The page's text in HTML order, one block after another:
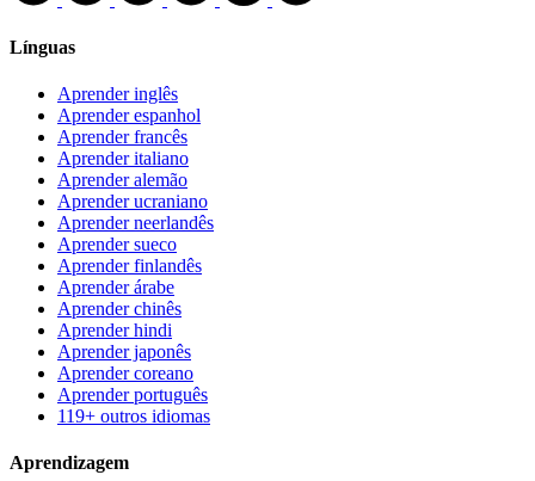
Línguas
Aprender inglês
Aprender espanhol
Aprender francês
Aprender italiano
Aprender alemão
Aprender ucraniano
Aprender neerlandês
Aprender sueco
Aprender finlandês
Aprender árabe
Aprender chinês
Aprender hindi
Aprender japonês
Aprender coreano
Aprender português
119+ outros idiomas
Aprendizagem